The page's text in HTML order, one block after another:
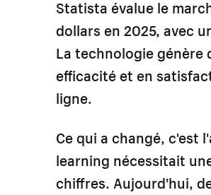
Statista évalue le
dollars en 2025, avec
La technologie génère
efficacité et en
ligne.
Ce qui a changé, c'est
learning nécessitait
chiffres. Aujourd'hui,